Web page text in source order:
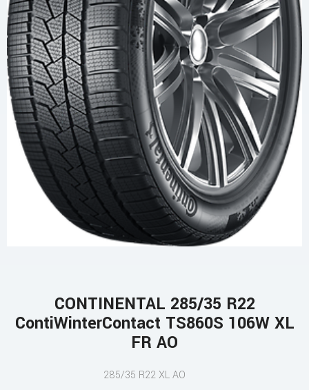
CONTINENTAL 285/35 R22
ContiWinterContact TS860S 106W XL
FR AO
285/35 R22 XL AO